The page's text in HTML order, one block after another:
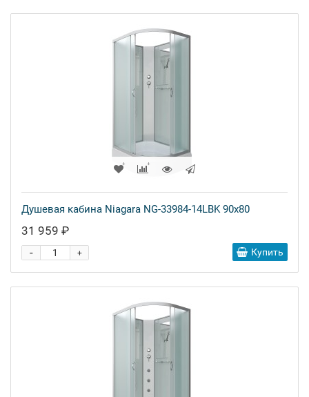
Душевая кабина Niagara NG-33984-14LBK 90x80
31 959 ₽
+
- Купить